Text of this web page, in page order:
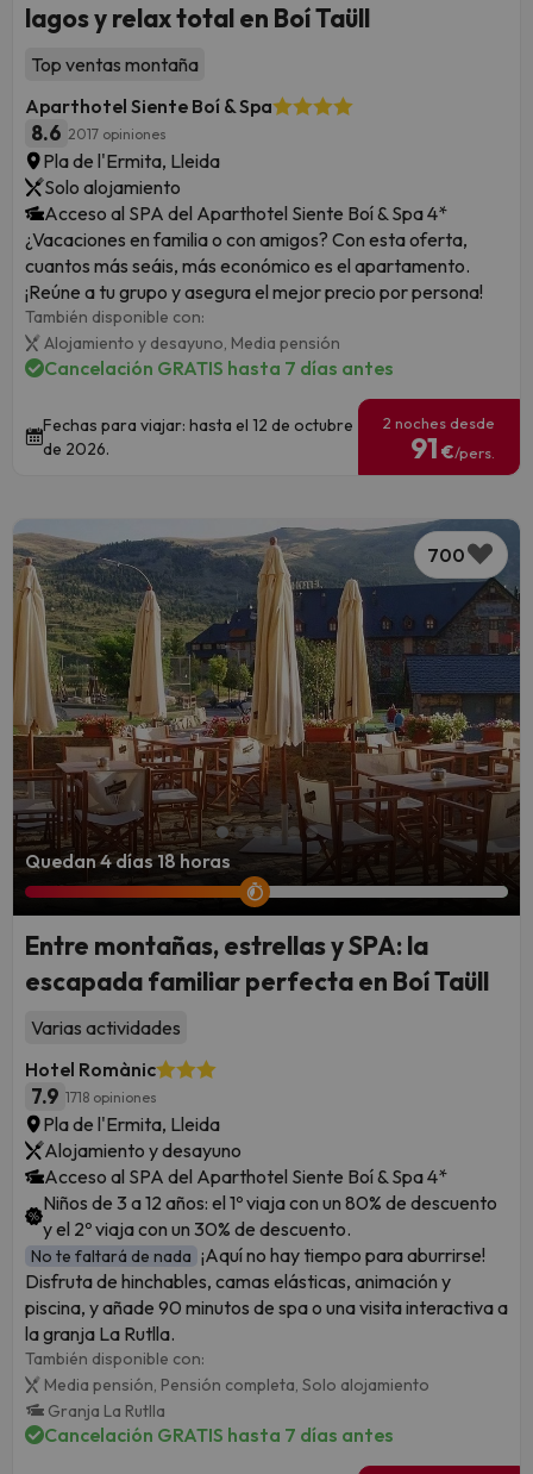
lagos y relax total en Boí Taüll
Top ventas montaña
Aparthotel Siente Boí & Spa
8.6 2017 opiniones
Pla de l'Ermita, Lleida
Solo alojamiento
Acceso al SPA del Aparthotel Siente Boí & Spa 4*
¿Vacaciones en familia o con amigos? Con esta oferta,
cuantos más seáis, más económico es el apartamento.
¡Reúne a tu grupo y asegura el mejor precio por persona!
También disponible con:
Alojamiento y desayuno, Media pensión
Cancelación GRATIS hasta 7 días antes
Fechas para viajar: hasta el 12 de octubre
de 2026.
2 noches desde
91 €/pers.
700
Quedan 4 días 18 horas
Entre montañas, estrellas y SPA: la
escapada familiar perfecta en Boí Taüll
Varias actividades
Hotel Romànic
7.9 1718 opiniones
Pla de l'Ermita, Lleida
Alojamiento y desayuno
Acceso al SPA del Aparthotel Siente Boí & Spa 4*
Niños de 3 a 12 años: el 1º viaja con un 80% de descuento
y el 2º viaja con un 30% de descuento.
No te faltará de nada ¡Aquí no hay tiempo para aburrirse!
Disfruta de hinchables, camas elásticas, animación y
piscina, y añade 90 minutos de spa o una visita interactiva a
la granja La Rutlla.
También disponible con:
Media pensión, Pensión completa, Solo alojamiento
Granja La Rutlla
Cancelación GRATIS hasta 7 días antes